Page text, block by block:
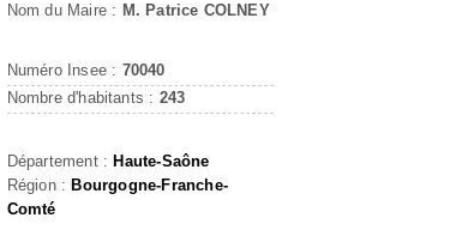
Nom du Maire : M. Patrice COLNEY
Numéro Insee : 70040
Nombre d'habitants : 243
Département : Haute-Saône
Région : Bourgogne-Franche-
Comté